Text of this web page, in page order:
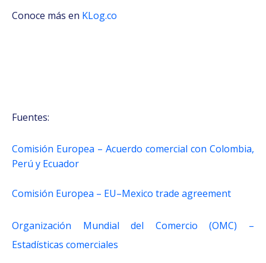
Conoce más en KLog.co
Fuentes:
Comisión Europea – Acuerdo comercial con Colombia,
Perú y Ecuador
Comisión Europea – EU–Mexico trade agreement
Organización Mundial del Comercio (OMC) –
Estadísticas comerciales